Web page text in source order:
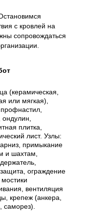
с кровлей на
сопровождаться
(керамическая,
или мягкая),
плитка,
лист. Узлы:
примыкание
и шахтам,
ограждение
вентиляция
крепеж (анкера,
саморез).